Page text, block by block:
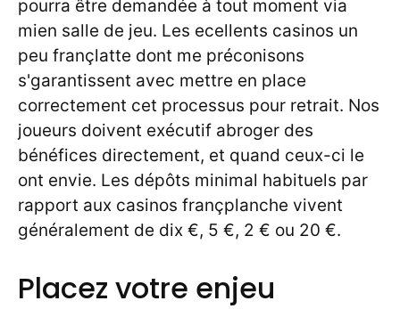
pourra être demandée à tout moment via
mien salle de jeu. Les ecellents casinos un
peu françlatte dont me préconisons
s'garantissent avec mettre en place
correctement cet processus pour retrait. Nos
joueurs doivent exécutif abroger des
bénéfices directement, et quand ceux-ci le
ont envie. Les dépôts minimal habituels par
rapport aux casinos françplanche vivent
généralement de dix €, 5 €, 2 € ou 20 €.
Placez votre enjeu